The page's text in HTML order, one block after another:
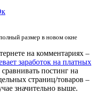
размер в новом окне
на комментариях –
заработок на платных
постинг на
страниц/товаров –
значительно выше.